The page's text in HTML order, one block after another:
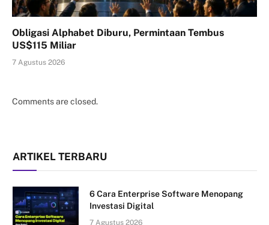
Obligasi Alphabet Diburu, Permintaan Tembus
US$115 Miliar
7 Agustus 2026
Comments are closed.
ARTIKEL TERBARU
6 Cara Enterprise Software Menopang
Investasi Digital
7 Agustus 2026